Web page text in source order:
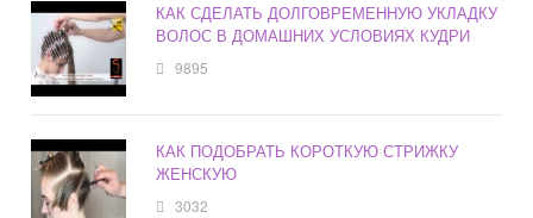
КАК СДЕЛАТЬ ДОЛГОВРЕМЕННУЮ УКЛАДКУ
ВОЛОС В ДОМАШНИХ УСЛОВИЯХ КУДРИ
9895
КАК ПОДОБРАТЬ КОРОТКУЮ СТРИЖКУ
ЖЕНСКУЮ
3032